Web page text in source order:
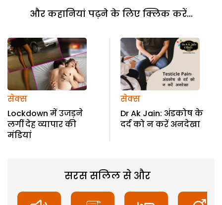
और कहानियां पढ़ने के लिए क्लिक करें...
सेक्स
Lockdown में उजड़ने
लगीं देह व्यापार की
मंडियां
सेक्स
Dr Ak Jain: अंडकोष के
दर्द को न करें अनदेखा
सरस सलिल से और